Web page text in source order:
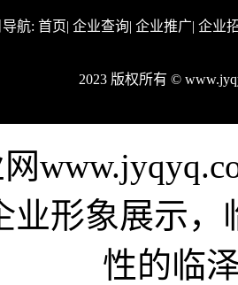
航: 首页| 企业查询| 企业推广| 企业
2023 版权所有 ©
业形象展示
性的临